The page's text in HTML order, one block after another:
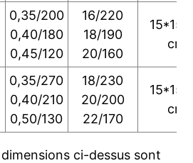
0,35/200
0,40/180
0,45/120
16/220
18/190
20/160
cm
0,35/270
0,40/210
0,50/130
18/230
20/200
22/170
cm
ci-dessus sont